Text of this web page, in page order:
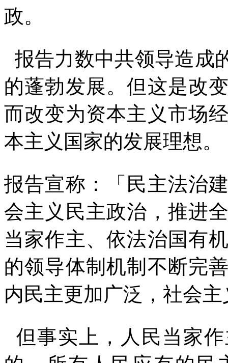
政。
报告力数中共领导造成
的蓬勃发展。但这是改
而改变为资本主义市场
本主义国家的发展理想。
报告宣称：「民主法治
会主义民主政治，推进
当家作主、依法治国有
的领导体制机制不断完
内民主更加广泛，社会
但事实上，人民当家